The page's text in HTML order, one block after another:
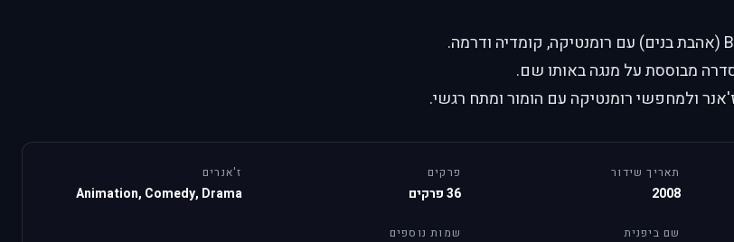
מבוססת על מנגה באותו שם.
ולמחפשי רומנטיקה עם הומור ומתח רגשי.
תאריך שידור
2008
פרקים
36 פרקים
ז'אנרים
Animation, Comedy, Drama
שם ביפנית שמות נוספים